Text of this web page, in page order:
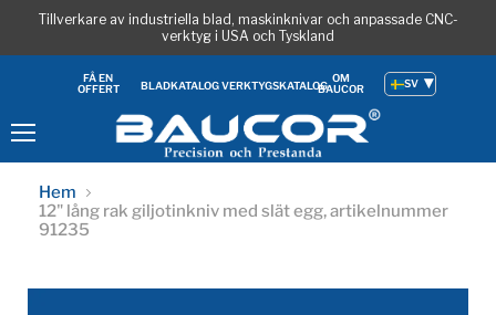
Tillverkare av industriella blad, maskinknivar och anpassade CNC-
verktyg i USA och Tyskland
FÅ EN
OFFERT
BLADKATALOG VERKTYGSKATALOG
OM
BAUCOR
SV
Hem
12" lång rak giljotinkniv med slät egg, artikelnummer
91235